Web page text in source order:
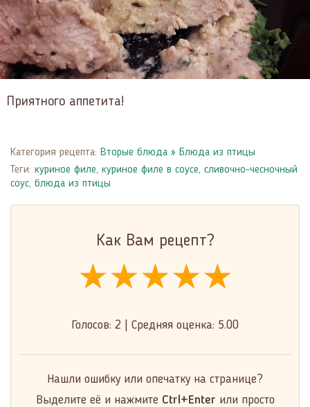
Приятного аппетита!
Категория рецепта: Вторые блюда » Блюда из птицы
Теги: куриное филе, куриное филе в соусе, сливочно-чесночный
соус, блюда из птицы
Как Вам рецепт?
★★★★★
★★★★★
★★★★★
Голосов: 2 Средняя оценка: 5.00
Нашли ошибку или опечатку на странице?
Выделите её и нажмите Ctrl+Enter или просто